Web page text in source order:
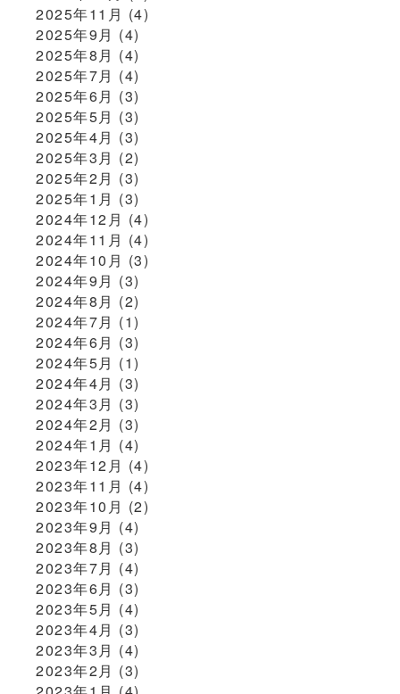
2025年11月 (4)
2025年9月 (4)
2025年8月 (4)
2025年7月 (4)
2025年6月 (3)
2025年5月 (3)
2025年4月 (3)
2025年3月 (2)
2025年2月 (3)
2025年1月 (3)
2024年12月 (4)
2024年11月 (4)
2024年10月 (3)
2024年9月 (3)
2024年8月 (2)
2024年7月 (1)
2024年6月 (3)
2024年5月 (1)
2024年4月 (3)
2024年3月 (3)
2024年2月 (3)
2024年1月 (4)
2023年12月 (4)
2023年11月 (4)
2023年10月 (2)
2023年9月 (4)
2023年8月 (3)
2023年7月 (4)
2023年6月 (3)
2023年5月 (4)
2023年4月 (3)
2023年3月 (4)
2023年2月 (3)